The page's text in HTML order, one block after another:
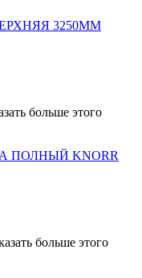
3250ММ
больше этого
ПОЛНЫЙ KNORR
больше этого